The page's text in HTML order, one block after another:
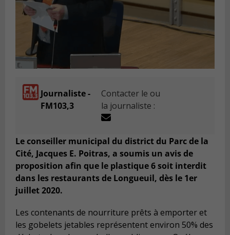
Journaliste -
FM103,3
Contacter le ou
la journaliste :
Le conseiller municipal du district du Parc de la
Cité, Jacques E. Poitras, a soumis un avis de
proposition afin que le plastique 6 soit interdit
dans les restaurants de Longueuil, dès le 1er
juillet 2020.
Les contenants de nourriture prêts à emporter et
les gobelets jetables représentent environ 50% des